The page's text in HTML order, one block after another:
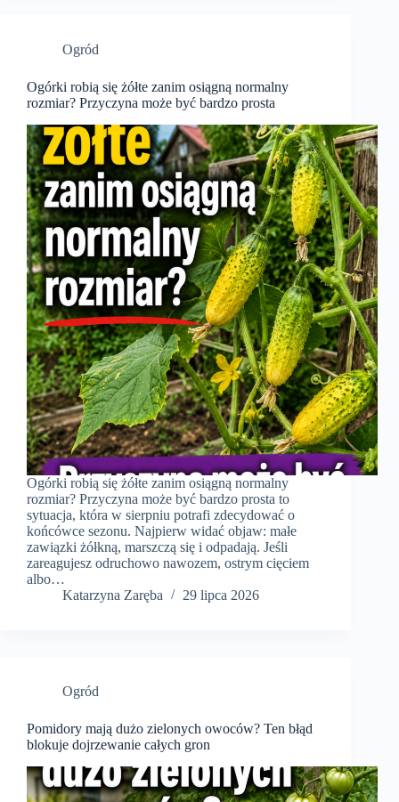
Ogród
Ogórki robią się żółte zanim osiągną normalny
rozmiar? Przyczyna może być bardzo prosta
Ogórki robią się żółte zanim osiągną normalny
rozmiar? Przyczyna może być bardzo prosta to
sytuacja, która w sierpniu potrafi zdecydować o
końcówce sezonu. Najpierw widać objaw: małe
zawiązki żółkną, marszczą się i odpadają. Jeśli
zareagujesz odruchowo nawozem, ostrym cięciem
albo…
Katarzyna Zaręba
29 lipca 2026
Ogród
Pomidory mają dużo zielonych owoców? Ten błąd
blokuje dojrzewanie całych gron